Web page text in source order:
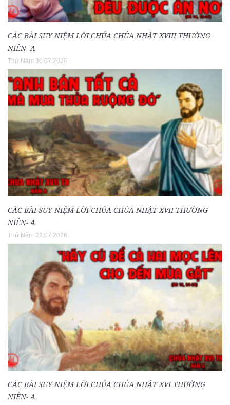
CÁC BÀI SUY NIỆM LỜI CHÚA CHÚA NHẬT XVIII THƯỜNG
NIÊN- A
Thứ Năm 30.07.2026
CÁC BÀI SUY NIỆM LỜI CHÚA CHÚA NHẬT XVII THƯỜNG
NIÊN- A
Thứ Năm 23.07.2026
CÁC BÀI SUY NIỆM LỜI CHÚA CHÚA NHẬT XVI THƯỜNG
NIÊN- A